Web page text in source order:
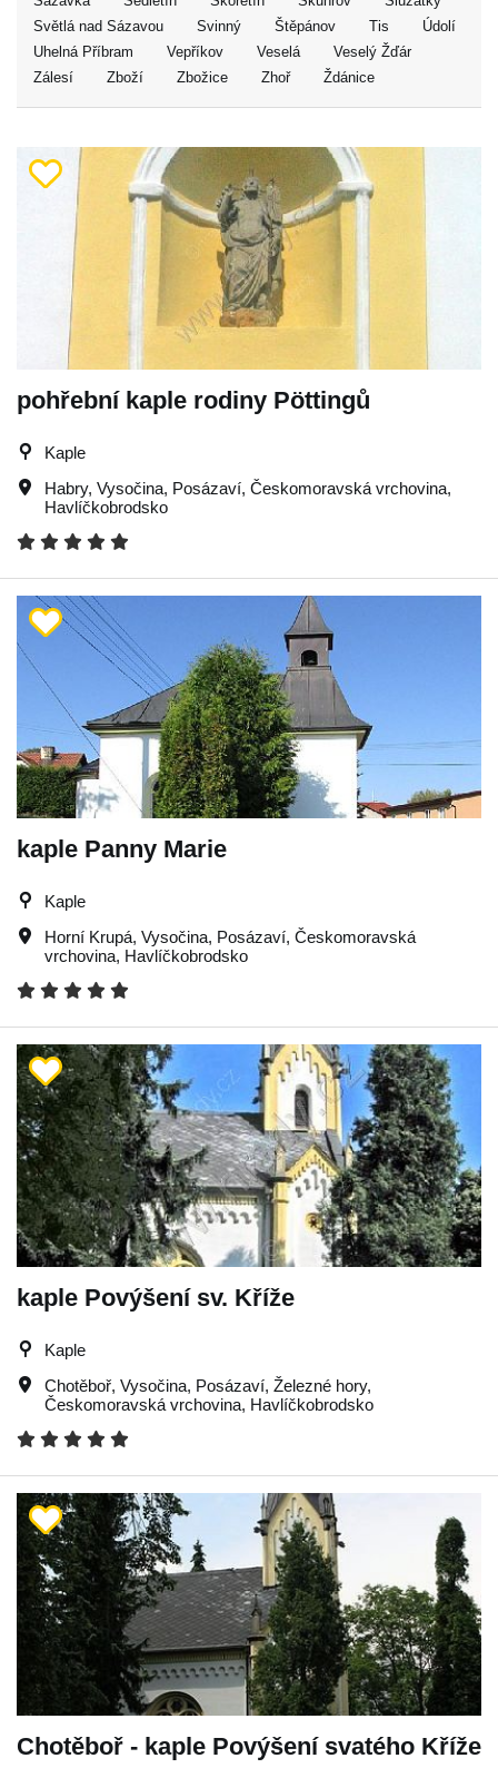
Světlá nad Sázavou
Svinný Štěpánov Tis
Údolí
Uhelná Příbram
Vepříkov Veselá
Veselý Žďár
Zálesí
Zboží Zbožice Zhoř Ždánice
pohřební kaple rodiny Pöttingů
Kaple
Habry, Vysočina, Posázaví, Českomoravská vrchovina,
Havlíčkobrodsko
kaple Panny Marie
Kaple
Horní Krupá, Vysočina, Posázaví, Českomoravská
vrchovina, Havlíčkobrodsko
kaple Povýšení sv. Kříže
Kaple
Chotěboř, Vysočina, Posázaví, Železné hory,
Českomoravská vrchovina, Havlíčkobrodsko
Chotěboř - kaple Povýšení svatého Kříže